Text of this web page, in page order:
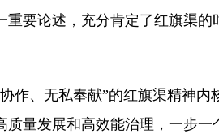
重要论述，充分肯定了红旗渠
、无私奉献”的红旗渠精神内
量发展和高效能治理，一步